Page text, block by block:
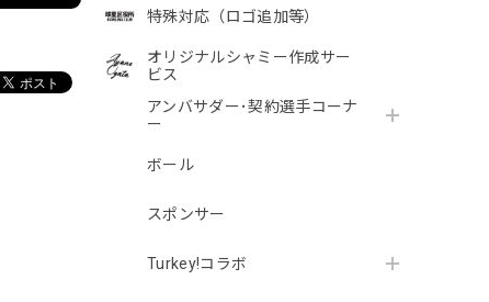
特殊対応（ロゴ追加等）
オリジナルシャミー作成サー
ビス
アンバサダー･契約選手コーナ
ー
ボール
スポンサー
Turkey!コラボ